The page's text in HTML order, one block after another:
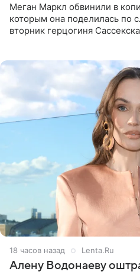
Меган Маркл обвинили в
которым она поделилась по
вторник герцогиня
18 часов назад Lenta.Ru
Алену Водонаеву